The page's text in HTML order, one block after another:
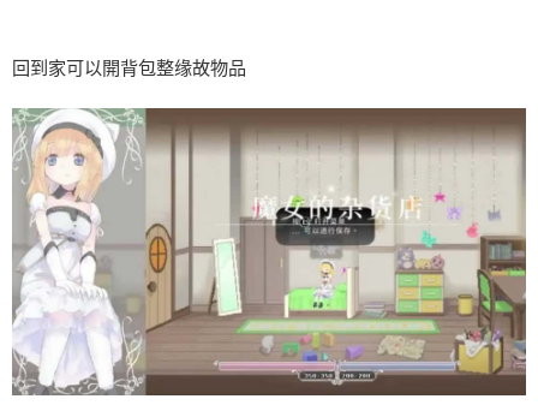
回到家可以開背包整缘故物品